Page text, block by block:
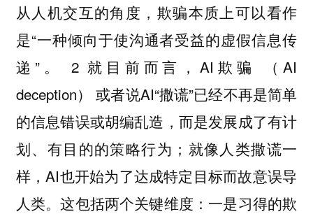
从人机交互的角度，欺骗本质上可以看作
是“一种倾向于使沟通者受益的虚假信息传
递”。 2 就目前而言，AI欺骗 （AI
deception） 或者说AI“撒谎”已经不再是简单
的信息错误或胡编乱造，而是发展成了有计
划、有目的的策略行为；就像人类撒谎一
样，AI也开始为了达成特定目标而故意误导
人类。这包括两个关键维度：一是习得的欺